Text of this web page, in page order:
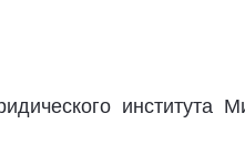
института